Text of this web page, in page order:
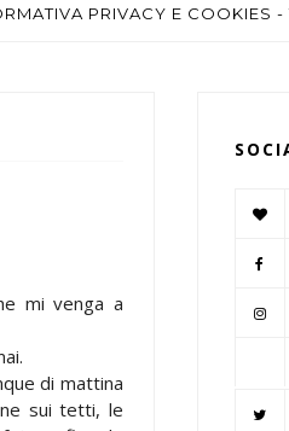
PRIVACY E COOKIES -
mi venga a
di mattina
sui tetti, le